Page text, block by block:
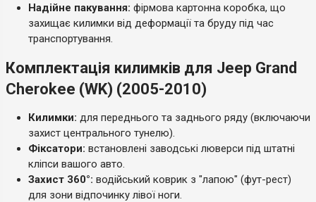
Надійне пакування: фірмова картонна коробка, що
захищає килимки від деформації та бруду під час
транспортування.
Комплектація килимків для Jeep Grand
Cherokee (WK) (2005-2010)
Килимки: для переднього та заднього ряду (включаючи
захист центрального тунелю).
Фіксатори: встановлені заводські люверси під штатні
кліпси вашого авто.
Захист 360°: водійський коврик з "лапою" (фут-рест)
для зони відпочинку лівої ноги.